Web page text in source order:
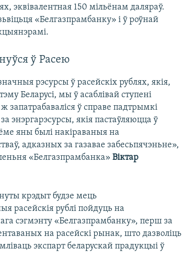
эквівалентная 150 мільёнам даляраў.
«Белгазпрамбанку» і ў роўнай
ў Расею
рэсурсы ў расейскіх рублях, якія,
Беларусі, мы ў асаблівай ступені
запатрабаваліся ў справе падтрымкі
энэргарэсурсы, якія пастаўляюцца ў
яны былі накіраваныя на
адказных за газавае забесьпячэньне»,
«Белгазпрамбанка»Віктар
крэдыт будзе мець
расейскія рублі пойдуць на
сэгмэнту «Белгазпрамбанку», перш за
на расейскі рынак, што дазволіць
экспарт беларускай прадукцыі ў